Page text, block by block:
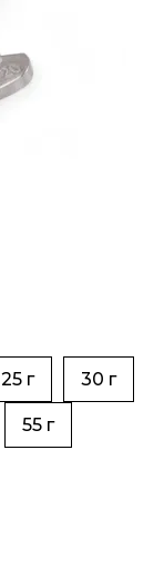
25 г 30 г
55 г